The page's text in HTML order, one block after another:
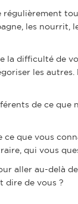
les nourrit,
la difficulté de
les autres.
de ce que
que vous
qui vous
aller au-delà
dire de vous ?